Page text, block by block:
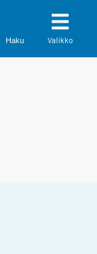
Haku Valikko